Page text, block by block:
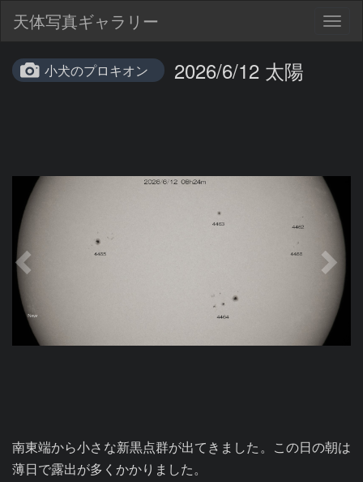
天体写真ギャラリー
小犬のプロキオン 2026/6/12 太陽
南東端から小さな新黒点群が出てきました。この日の朝は
薄日で露出が多くかかりました。